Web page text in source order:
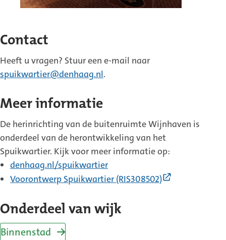
Contact
Heeft u vragen? Stuur een e-mail naar
spuikwartier@denhaag.nl.
Meer informatie
De herinrichting van de buitenruimte Wijnhaven is
onderdeel van de herontwikkeling van het
Spuikwartier. Kijk voor meer informatie op:
denhaag.nl/spuikwartier
Voorontwerp Spuikwartier (RIS308502)
Onderdeel van wijk
Binnenstad